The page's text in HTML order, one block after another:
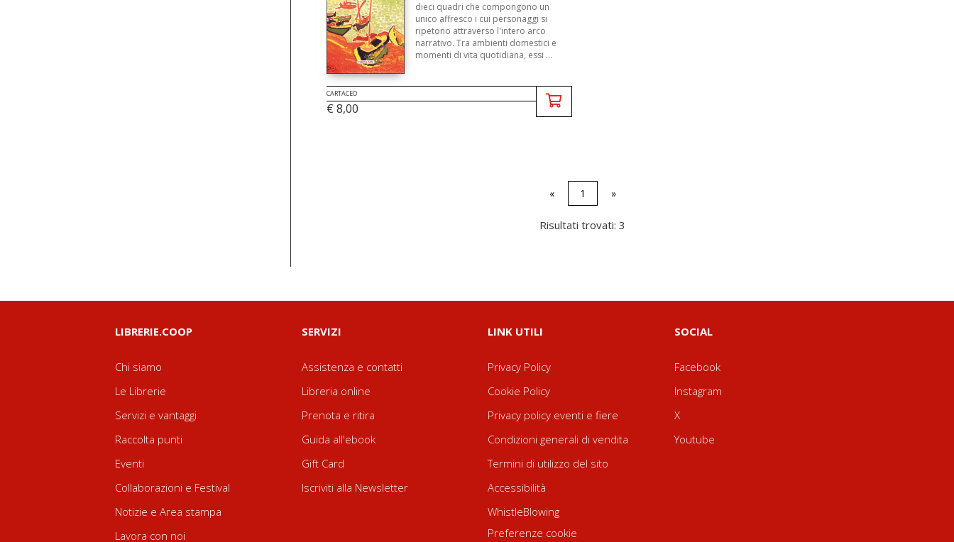
dieci quadri che compongono un
unico affresco i cui personaggi si
ripetono attraverso l'intero arco
narrativo. Tra ambienti domestici e
momenti di vita quotidiana, essi ...
CARTACEO
€ 8,00
« 1 »
Risultati trovati: 3
LIBRERIE.COOP
Chi siamo
Le Librerie
Servizi e vantaggi
Raccolta punti
Eventi
Collaborazioni e Festival
Notizie e Area stampa
Lavora con noi
SERVIZI
Assistenza e contatti
Libreria online
Prenota e ritira
Guida all'ebook
Gift Card
Iscriviti alla Newsletter
LINK UTILI
Privacy Policy
Cookie Policy
Privacy policy eventi e fiere
Condizioni generali di vendita
Termini di utilizzo del sito
Accessibilità
WhistleBlowing
Preferenze cookie
SOCIAL
Facebook
Instagram
X
Youtube